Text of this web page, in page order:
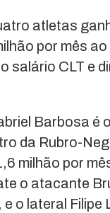
atletas
por mês
salário CLT e
Barbosa é
da Rubro-
milhão por
o atacante
e o lateral Filipe